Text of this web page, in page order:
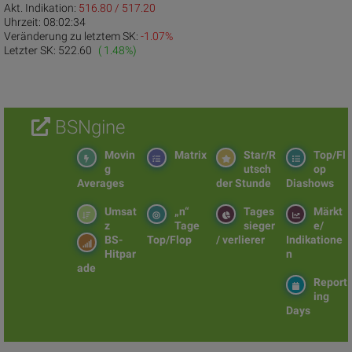
Akt. Indikation: 516.80 / 517.20
Uhrzeit: 08:02:34
Veränderung zu letztem SK: -1.07%
Letzter SK: 522.60 ( 1.48%)
BSNgine
Top/Fl
op
Diashows
Star/R
utsch
der Stunde
Matrix
Movin
g
Averages
Märkt
e/
Indikatione
n
Tages
sieger
/ verlierer
„n“
Tage
Top/Flop
Umsat
z
BS-
Hitpar
ade
Report
ing
Days